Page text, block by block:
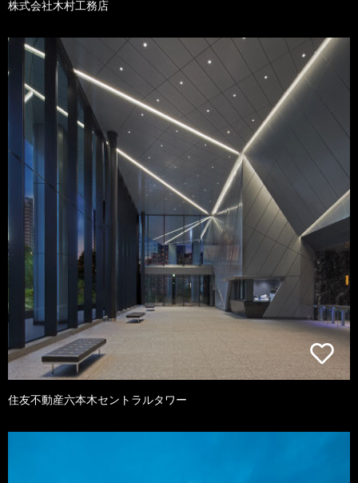
株式会社木村工務店
住友不動産六本木セントラルタワー